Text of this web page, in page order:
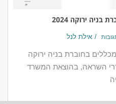
ירוקה 2024
אילת לנל
בחוברת בניה ירוקה
השראה, בהוצאת המשרד